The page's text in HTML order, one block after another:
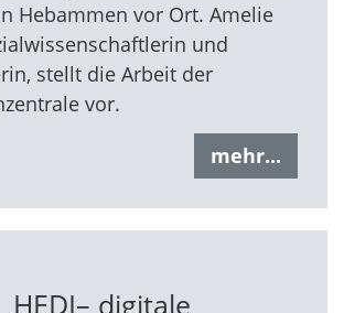
Hebammen vor Ort. Amelie
und
stellt die Arbeit der
vor.
mehr...
digitale